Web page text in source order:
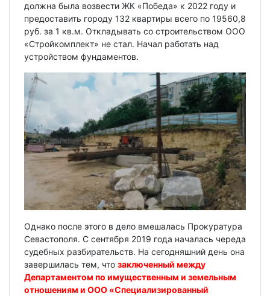
должна была возвести ЖК «Победа» к 2022 году и
предоставить городу 132 квартиры всего по 19560,8
руб. за 1 кв.м. Откладывать со строительством ООО
«Стройкомплект» не стал. Начал работать над
устройством фундаментов.
Однако после этого в дело вмешалась Прокуратура
Севастополя. С сентября 2019 года началась череда
судебных разбирательств. На сегодняшний день она
завершилась тем, что заключенный между
Департаментом по имущественным и земельным
отношениям и ООО «Специализированный